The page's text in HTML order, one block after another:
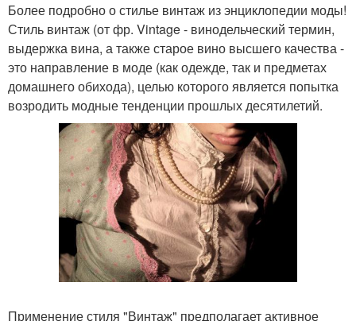
Более подробно о стилье винтаж из энциклопедии моды!
Стиль винтаж (от фр. Vintage - винодельческий термин,
выдержка вина, а также старое вино высшего качества -
это направление в моде (как одежде, так и предметах
домашнего обихода), целью которого является попытка
возродить модные тенденции прошлых десятилетий.
Применение стиля "Винтаж" предполагает активное